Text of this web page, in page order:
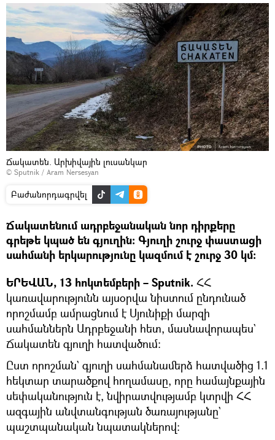
Ճակատեն. Արխիվային լուսանկար
© Sputnik / Aram Nersesyan
Բաժանորդագրվել
Ճակատենում ադրբեջանական նոր դիրքերը
գրեթե կպած են գյուղին։ Գյուղի շուրջ փաստացի
սահմանի երկարությունը կազմում է շուրջ 30 կմ:
ԵՐԵՎԱՆ, 13 հոկտեմբերի – Sputnik. ՀՀ
կառավարությունն այսօրվա նիստում ընդունած
որոշմամբ ամրացնում է Սյունիքի մարզի
սահմաններն Ադրբեջանի հետ, մասնավորապես`
Ճակատեն գյուղի հատվածում։
Ըստ որոշման` գյուղի սահմանամերձ հատվածից 1.1
հեկտար տարածքով հողամասը, որը համայնքային
սեփականություն է, նվիրատվությամբ կտրվի ՀՀ
ազգային անվտանգության ծառայությանը`
պաշտպանական նպատակներով։